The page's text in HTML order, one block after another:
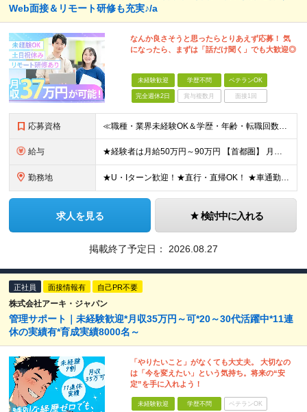
Web面接＆リモート研修も充実♪/a
なんか良さそうと思ったらとりあえず応募！ 気
になったら、まずは「話だけ聞く」でも大歓迎◎
未経験歓迎 学歴不問 ベテランOK
完全週休2日 賞与複数月 面接1回
応募資格 ≪職種・業界未経験OK＆学歴・年齢・転職回数不問≫ ◆第二新卒歓迎 ◆社会人経験不問 ◆資格不問 ※新卒の方もご応募可能 （待遇・募集要項等は別途ご案内いたします） ※入社時期は柔軟に対応します！半年
給与 ★経験者は月給50万円～90万円 【首都圏】 月給30万1230円〜 ⇒基本22万7000円+地域6万4230円+皆勤1万円 【群馬/栃木/茨城】 月給28万1090円〜 ⇒基本23万4000円+
勤務地 ★U・Iターン歓迎！★直行・直帰OK！ ★車通勤可能のエリアもあり！★出張なしの働き方も可能 全国47都道府県の各プロジェクト（転勤なし！勤務地に対する希望も実現可能！） 「自宅から1時間以内で通え
求人を見る 検討中に入れる
掲載終了予定日： 2026.08.27
正社員 面接情報有 自己PR不要
株式会社アーキ・ジャパン
管理サポート｜未経験歓迎*月収35万円～可*20～30代活躍中*11連
休の実績有*育成実績8000名～
「やりたいこと」がなくても大丈夫。 大切なの
は「今を変えたい」という気持ち。将来の“安
定”を手に入れよう！
未経験歓迎 学歴不問 ベテランOK